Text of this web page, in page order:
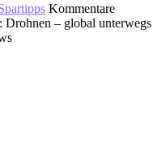
Kommentare
– global unterwegs